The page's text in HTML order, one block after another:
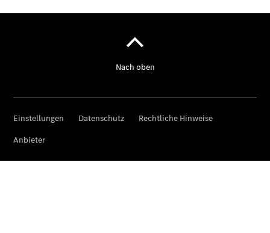
Öffnungszeiten
Servicetermin